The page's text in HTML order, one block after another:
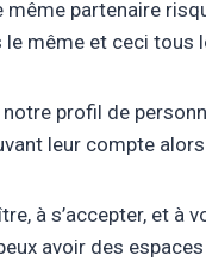
partenaire
le même et ceci tous
notre profil de
leur compte
à s’accepter, et à
avoir des